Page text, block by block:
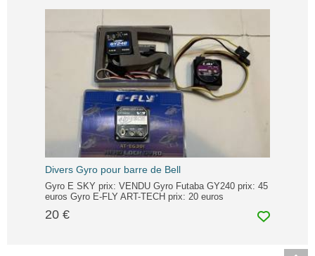
Divers Gyro pour barre de Bell
Gyro E SKY prix: VENDU Gyro Futaba GY240 prix: 45
euros Gyro E-FLY ART-TECH prix: 20 euros
20 €